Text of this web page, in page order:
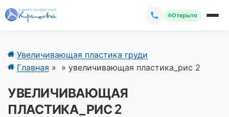
Открыто
Увеличивающая пластика груди
Главная » » увеличивающая пластика_рис 2
УВЕЛИЧИВАЮЩАЯ
ПЛАСТИКА_РИС 2